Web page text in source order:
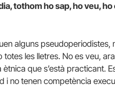
tothom ho sap, ho veu,
alguns pseudoperiodistes,
totes les lletres. No es veu,
que s’està practicant.
i no tenen competència